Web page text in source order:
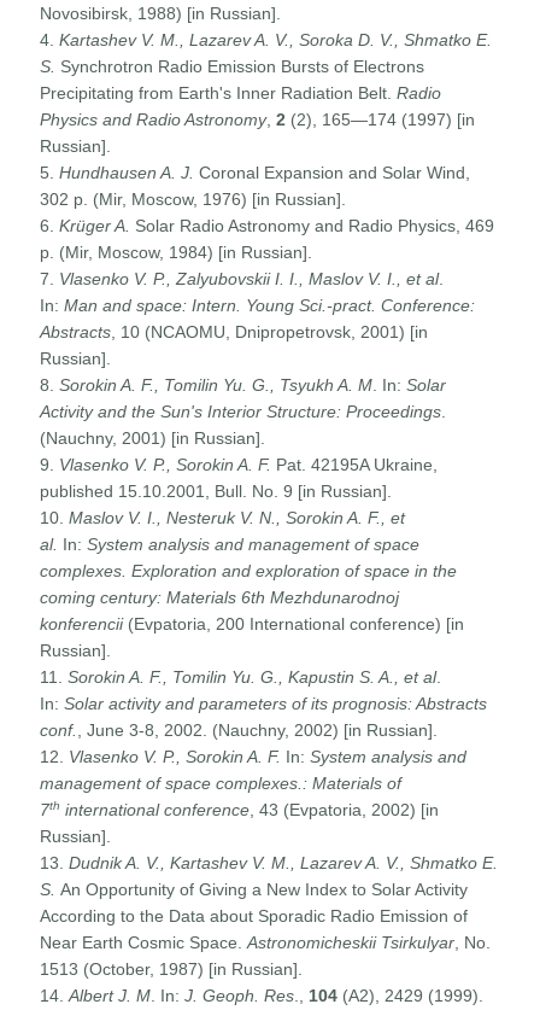
Novosibirsk, 1988) [in Russian].
4.Kartashev V. M., Lazarev A. V., Soroka D. V., Shmatko E.
S. Synchrotron Radio Emission Bursts of Electrons
Precipitating from Earth's Inner Radiation Belt.Radio
Physics and Radio Astronomy,2 (2), 165—174 (1997) [in
Russian].
5.Hundhausen A. J. Coronal Expansion and Solar Wind,
302 p. (Mir, Moscow, 1976) [in Russian].
6.Krüger A. Solar Radio Astronomy and Radio Physics, 469
p. (Mir, Moscow, 1984) [in Russian].
7. Vlasenko V. P., Zalyubovskii I. I., Maslov V. I., et al.
In:Man and space: Intern. Young Sci.-pract. Conference:
Abstracts , 10 (NCAOMU, Dnipropetrovsk, 2001) [in
Russian].
8.Sorokin A. F., Tomilin Yu. G., Tsyukh A. M . In:Solar
Activity and the Sun's Interior Structure:Proceedings
(Nauchny, 2001) [in Russian].
9. Vlasenko V. P.,Sorokin A. F. Pat. 42195A Ukraine,
published 15.10.2001, Bull. No. 9 [in Russian].
10.Maslov V. I.,
Nesteruk V. N., Sorokin A. F., et
al. In:System analysis and management of space
complexes. Exploration and exploration of space in the
coming century: Materials 6th Mezhdunarodnoj
konferencii(Evpatoria, 200 International conference) [in
Russian].
11.Sorokin A. F., Tomilin Yu. G., Kapustin S. A., et al.
In:Solar activity and parameters of its prognosis: Abstracts
conf.
, June 3-8, 2002. (Nauchny, 2002) [in Russian].
12. Vlasenko V. P. , Sorokin A. F. In:System analysis and
management of space complexes. : Materials of
7th international conference , 43 (Evpatoria, 2002) [in
Russian].
13.Dudnik A. V., Kartashev V. M., Lazarev A. V., Shmatko E.
S. An Opportunity of Giving a New Index to Solar Activity
According to the Data about Sporadic Radio Emission of
Near Earth Cosmic Space.Astronomicheskii Tsirkulyar , No.
1513 (October, 1987) [in Russian].
14.Albert J. M . In:J. Geoph. Res 104 (A2), 2429 (1999).